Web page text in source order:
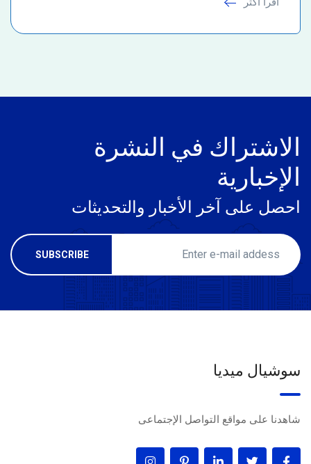
الاشتراك في النشرة
الإخبارية
احصل على آخر الأخبار والتحديثات
سوشيال ميديا
شاهدنا على مواقع التواصل الإجتماعى